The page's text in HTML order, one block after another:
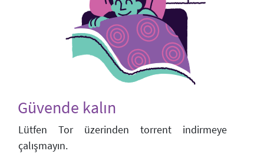
Güvende kalın
Lütfen Tor üzerinden torrent indirmeye
çalışmayın.